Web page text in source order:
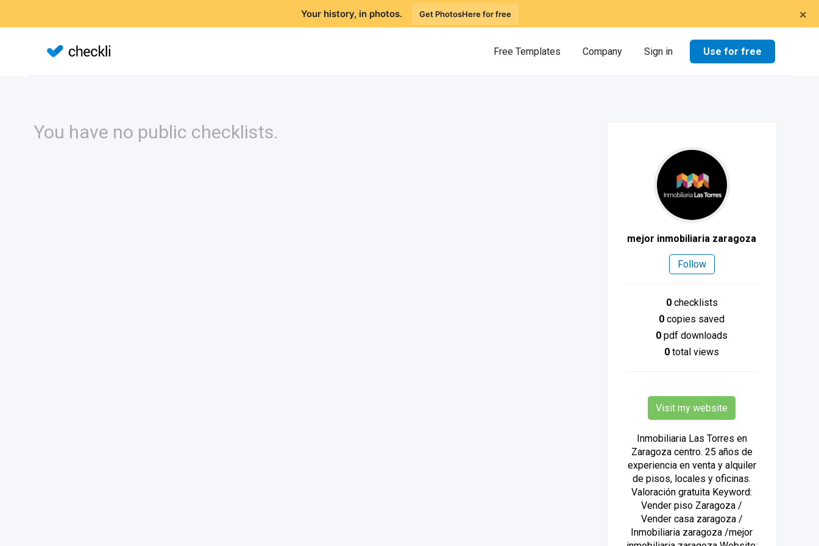
×
Your history, in photos. Get PhotosHere for free
Free Templates Company Sign in Use for free
You have no public checklists.
mejor inmobiliaria zaragoza
Follow
0checklists
0 copies saved
0 pdf downloads
0 total views
Visit my website
Inmobiliaria Las Torres en
Zaragoza centro. 25 años de
experiencia en venta y alquiler
de pisos, locales y oficinas.
Valoración gratuita Keyword:
Vender piso Zaragoza /
Vender casa zaragoza /
Inmobiliaria zaragoza /mejor